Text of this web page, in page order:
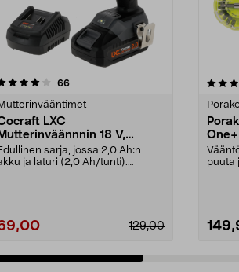
66arvostelut
LXC
Mutterinväännnin 18 V,
akku, IW500-BL
sarja, jossa 2,0 Ah:n
ja laturi (2,0 Ah/tunti).
129,00
4.5 viidestä
puuta